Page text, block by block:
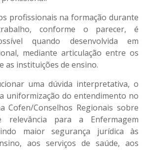
profissionais na formação durante
conforme o parecer, é
quando desenvolvida em
mediante articulação entre os
as instituições de ensino.
uma dúvida interpretativa, o
uniformização do entendimento no
Cofen/Conselhos Regionais sobre
relevância para a Enfermagem
maior segurança jurídica às
aos serviços de saúde, aos